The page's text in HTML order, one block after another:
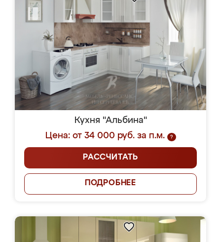
Кухня "Альбина"
Цена: от 34 000 руб. за п.м.
?
РАССЧИТАТЬ
ПОДРОБНЕЕ